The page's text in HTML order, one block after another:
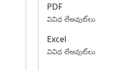
PDF
వివిధ లేఅవుట్‌లు
Excel
వివిధ లేఅవుట్‌లు